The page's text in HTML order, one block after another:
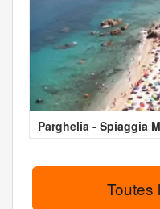
Parghelia - Spiaggia
Toutes